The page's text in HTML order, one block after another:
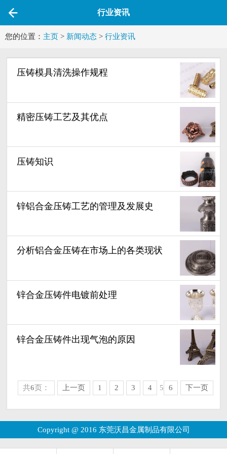
行业资讯
您的位置： 主页 > 新闻动态 > 行业资讯
压铸模具清洗操作规程
精密压铸工艺及其优点
压铸知识
锌铝合金压铸工艺的管理及发展史
分析铝合金压铸在市场上的各类现状
锌合金压铸件电镀前处理
锌合金压铸件出现气泡的原因
共6页： 上一页 1 2 3 4 5 6 下一页
Copyright @ 2016 东莞沃昌金属制品有限公司